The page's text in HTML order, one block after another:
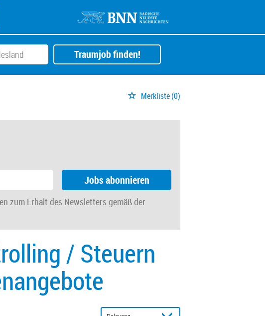
Traumjob finden!
Merkliste(0)
Jobs abonnieren
zum Erhalt des Newsletters gemäß der
/ Steuern